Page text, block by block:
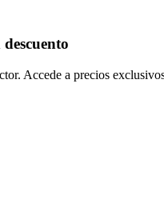
Accede a precios